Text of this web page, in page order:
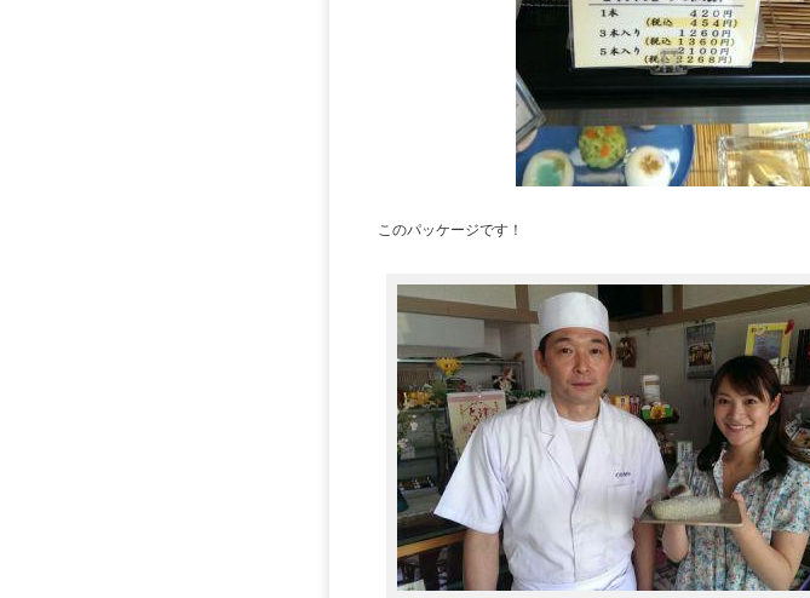
このパッケージです！